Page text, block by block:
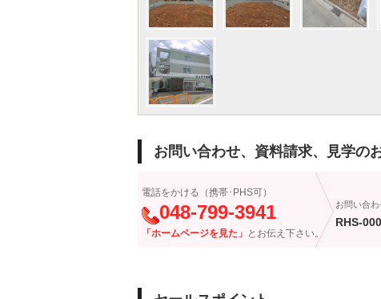
お問い合わせ、資料請求、見学の
電話をかける（携帯･PHS可）
048-799-3941
「ホームページを見た」 とお伝え下さい。
お問い合
RHS-